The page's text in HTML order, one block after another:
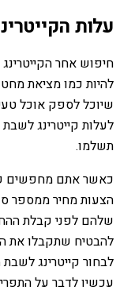
עלות
חיפוש אחר
להיות כמו מציאת
שיוכל לספק אוכל
לעלות קייטרינג
תשלמו.
כאשר אתם מחפשים
הצעות מחיר ממספר
שלהם לפני קבלת
להבטיח שתקבלו את
לבחור קייטרינג
עכשיו לדבר על